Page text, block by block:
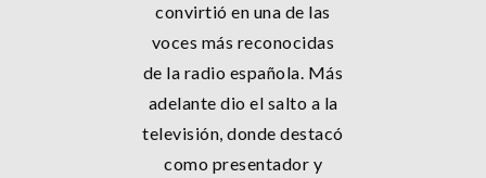
convirtió en una de las
voces más reconocidas
de la radio española. Más
adelante dio el salto a la
televisión, donde destacó
como presentador y